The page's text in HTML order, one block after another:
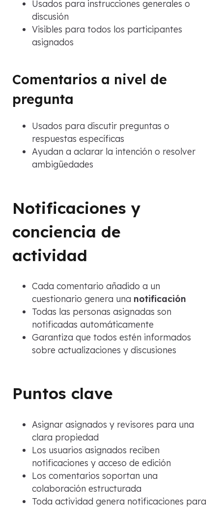
Usados para instrucciones generales o
discusión
Visibles para todos los participantes
asignados
Comentarios a nivel de
pregunta
Usados para discutir preguntas o
respuestas específicas
Ayudan a aclarar la intención o resolver
ambigüedades
Notificaciones y
conciencia de
actividad
Cada comentario añadido a un
cuestionario genera una notificación
Todas las personas asignadas son
notificadas automáticamente
Garantiza que todos estén informados
sobre actualizaciones y discusiones
Puntos clave
Asignar asignados y revisores para una
clara propiedad
Los usuarios asignados reciben
notificaciones y acceso de edición
Los comentarios soportan una
colaboración estructurada
Toda actividad genera notificaciones para